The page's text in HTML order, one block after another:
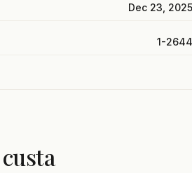
Dec 23, 2025
1-2644